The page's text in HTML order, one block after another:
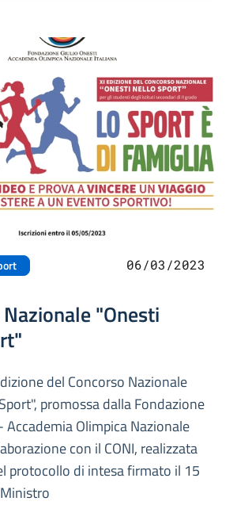
06/03/2023
"Onesti
del Concorso Nazionale
promossa dalla Fondazione
Accademia Olimpica Nazionale
con il CONI, realizzata
protocollo di intesa firmato il 15